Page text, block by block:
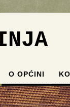
O OPĆINI
. . . .